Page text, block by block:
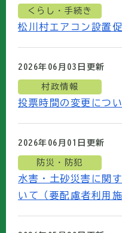
くらし・手続き
松川村エアコン設置
2026年06月03日 更新
村政情報
投票時間の変更につ
2026年06月01日 更新
防災・防犯
水害・土砂災害に関
いて（要配慮者利用施